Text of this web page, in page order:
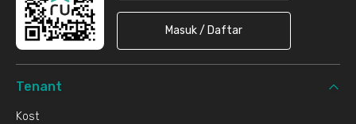
Masuk / Daftar
Tenant
Kost